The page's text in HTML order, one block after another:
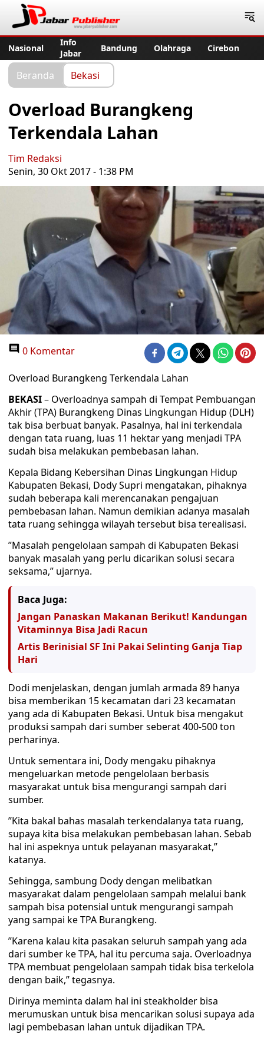
Nasional
Info
Jabar
Bandung Olahraga Cirebon
Beranda Bekasi
Overload Burangkeng
Terkendala Lahan
Tim Redaksi
Senin, 30 Okt 2017 - 1:38 PM
0 Komentar
Overload Burangkeng Terkendala Lahan
BEKASI– Overloadnya sampah di Tempat Pembuangan
Akhir (TPA) Burangkeng Dinas Lingkungan Hidup (DLH)
tak bisa berbuat banyak. Pasalnya, hal ini terkendala
dengan tata ruang, luas 11 hektar yang menjadi TPA
sudah bisa melakukan pembebasan lahan.
Kepala Bidang Kebersihan Dinas Lingkungan Hidup
Kabupaten Bekasi, Dody Supri mengatakan, pihaknya
sudah beberapa kali merencanakan pengajuan
pembebasan lahan. Namun demikian adanya masalah
tata ruang sehingga wilayah tersebut bisa terealisasi.
”Masalah pengelolaan sampah di Kabupaten Bekasi
banyak masalah yang perlu dicarikan solusi secara
seksama,” ujarnya.
Baca Juga:
Jangan Panaskan Makanan Berikut! Kandungan
Vitaminnya Bisa Jadi Racun
Artis Berinisial SF Ini Pakai Selinting Ganja Tiap
Hari
Dodi menjelaskan, dengan jumlah armada 89 hanya
bisa memberikan 15 kecamatan dari 23 kecamatan
yang ada di Kabupaten Bekasi. Untuk bisa mengakut
produksi sampah dari sumber seberat 400-500 ton
perharinya.
Untuk sementara ini, Dody mengaku pihaknya
mengeluarkan metode pengelolaan berbasis
masyarakat untuk bisa mengurangi sampah dari
sumber.
”Kita bakal bahas masalah terkendalanya tata ruang,
supaya kita bisa melakukan pembebasan lahan. Sebab
hal ini aspeknya untuk pelayanan masyarakat,”
katanya.
Sehingga, sambung Dody dengan melibatkan
masyarakat dalam pengelolaan sampah melalui bank
sampah bisa potensial untuk mengurangi sampah
yang sampai ke TPA Burangkeng.
”Karena kalau kita pasakan seluruh sampah yang ada
dari sumber ke TPA, hal itu percuma saja. Overloadnya
TPA membuat pengelolaan sampah tidak bisa terkelola
dengan baik,” tegasnya.
Dirinya meminta dalam hal ini steakholder bisa
merumuskan untuk bisa mencarikan solusi supaya ada
lagi pembebasan lahan untuk dijadikan TPA.